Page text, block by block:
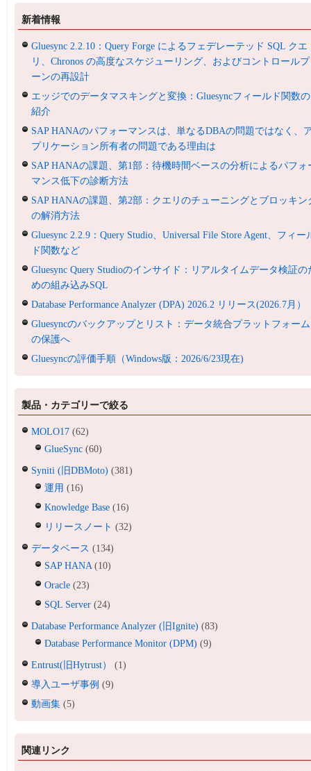
新着情報
Gluesync 2.2.10：Query Forge によるフェデレーテッド SQL クエ
リ、Chronos の高度なスケジューリング、およびコントロール
ーンの再設計
エッジでのデータマスキングと変換：Gluesyncフィールド関数の
紹介
SAP HANAのパフォーマンスは、単なるDBAの問題ではなく、
プリケーション所有者の問題である理由は
SAP HANAの課題、第1部：待機時間ベースの分析によるパフォ
マンス低下の診断方法
SAP HANAの課題、第2部：クエリのチューニングとブロッキン
の解消方法
Gluesync 2.2.9：Query Studio、Universal File Store Agent、フィー
ド関数など
Gluesync Query Studioのインサイド：リアルタイムデータ検証の
めの組み込みSQL
Database Performance Analyzer (DPA) 2026.2 リリース(2026.7月）
Gluesyncのバックアップとリスト：データ統合プラットフォーム
の保護へ
Gluesyncの評価手順（Windows版：2026/6/23現在)
製品・カテゴリーで絞る
MOLO17 (62)
GlueSync (60)
Syniti (旧DBMoto) (381)
運用 (16)
Knowledge Base (16)
リリースノート (32)
データベース (134)
SAP HANA(10)
Oracle (23)
SQL Server (24)
Database Performance Analyzer (旧Ignite) (83)
Database Performance Monitor (DPM) (9)
Entrust(旧Hytrust）
(1)
導入ユーザ事例 (9)
動画集 (5)
関連リンク